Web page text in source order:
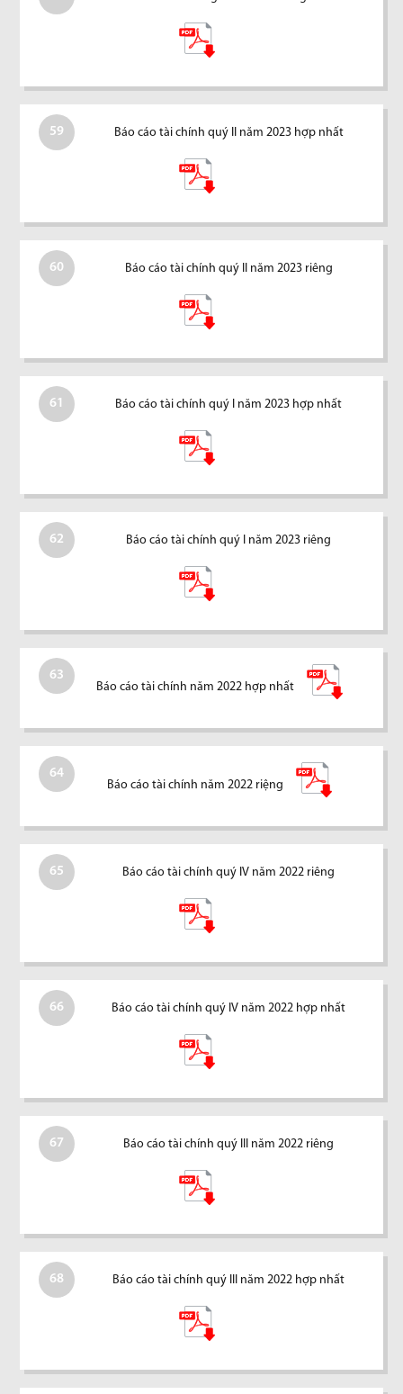
59 Báo cáo tài chính quý II năm 2023 hợp nhất
60 Báo cáo tài chính quý II năm 2023 riêng
61 Báo cáo tài chính quý I năm 2023 hợp nhất
62 Báo cáo tài chính quý I năm 2023 riêng
63
Báo cáo tài chính năm 2022 hợp nhất
64
Báo cáo tài chính năm 2022 riệng
65 Báo cáo tài chính quý IV năm 2022 riêng
66 Báo cáo tài chính quý IV năm 2022 hợp nhất
67 Báo cáo tài chính quý III năm 2022 riêng
68 Báo cáo tài chính quý III năm 2022 hợp nhất